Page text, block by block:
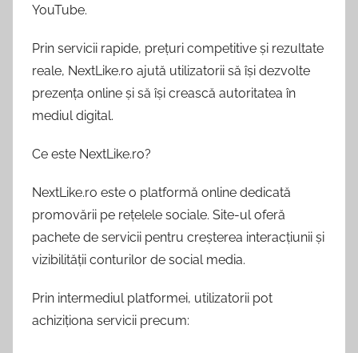
YouTube.
Prin servicii rapide, prețuri competitive și rezultate
reale, NextLike.ro ajută utilizatorii să își dezvolte
prezența online și să își crească autoritatea în
mediul digital.
Ce este NextLike.ro?
NextLike.ro este o platformă online dedicată
promovării pe rețelele sociale. Site-ul oferă
pachete de servicii pentru creșterea interacțiunii și
vizibilității conturilor de social media.
Prin intermediul platformei, utilizatorii pot
achiziționa servicii precum: